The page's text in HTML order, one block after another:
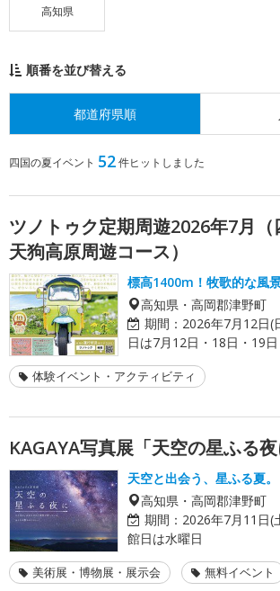
高知県
順番を並び替える
都道府県順
四国の夏イベント 52件ヒットしました
ツノトゥク定期周遊2026年7月（
天狗高原周遊コース）
標高1400m！牧歌的な風
高知県・高岡郡津野町
期間： 2026年7月12日
日は7月12日・18日・19日
体験イベント・アクティビティ
KAGAYA写真展「天空の星ふる夜
天空と出会う、星ふる夏。
高知県・高岡郡津野町
期間： 2026年7月11日
館日は水曜日
美術展・博物展・展示会 無料イベント